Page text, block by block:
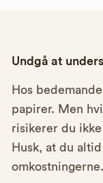
Undgå at
Hos
papirer. Men
risikerer du
Husk, at du
omkostningerne.